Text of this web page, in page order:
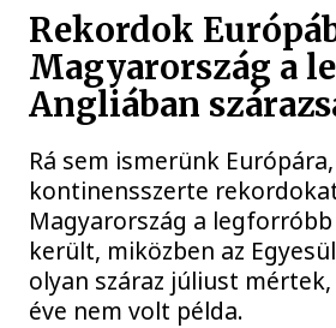
Rekordok
Magyarország a
Angliában
Rá sem ismerünk Európára,
kontinensszerte
Magyarország a
került, miközben az
olyan száraz júliust
éve nem volt példa.